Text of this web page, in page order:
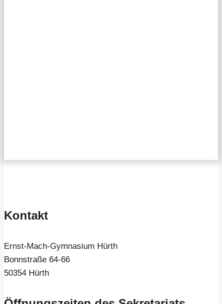
Kontakt
Ernst-Mach-Gymnasium Hürth
Bonnstraße 64-66
50354 Hürth